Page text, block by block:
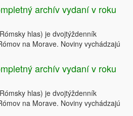
archív vydaní v roku
hlas) je dvojtýždenník
na Morave. Noviny vychádzajú
archív vydaní v roku
hlas) je dvojtýždenník
na Morave. Noviny vychádzajú